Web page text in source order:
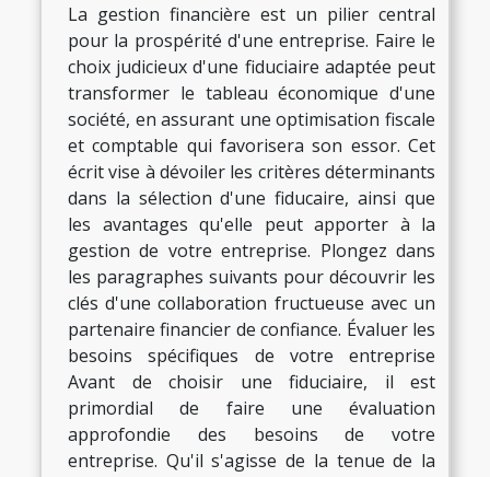
La gestion financière est un pilier central
pour la prospérité d'une entreprise. Faire le
choix judicieux d'une fiduciaire adaptée peut
transformer le tableau économique d'une
société, en assurant une optimisation fiscale
et comptable qui favorisera son essor. Cet
écrit vise à dévoiler les critères déterminants
dans la sélection d'une fiducaire, ainsi que
les avantages qu'elle peut apporter à la
gestion de votre entreprise. Plongez dans
les paragraphes suivants pour découvrir les
clés d'une collaboration fructueuse avec un
partenaire financier de confiance. Évaluer les
besoins spécifiques de votre entreprise
Avant de choisir une fiduciaire, il est
primordial de faire une évaluation
approfondie des besoins de votre
entreprise. Qu'il s'agisse de la tenue de la